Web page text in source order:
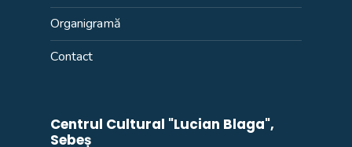
Organigramă
Contact
Centrul Cultural "Lucian Blaga",
Sebeș